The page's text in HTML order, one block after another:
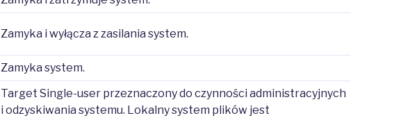
Zamyka i wyłącza z zasilania system.
Zamyka system.
Target Single-user przeznaczony do czynności administracyjnych
i odzyskiwania systemu. Lokalny system plików jest